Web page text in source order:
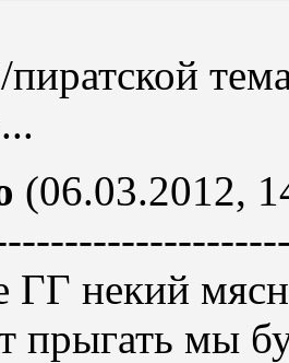
(06.03.2012,
ГГ некий
прыгать мы